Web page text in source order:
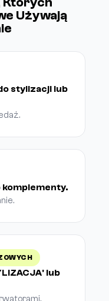
Używają
stylizacji lub
komplementy.
lub